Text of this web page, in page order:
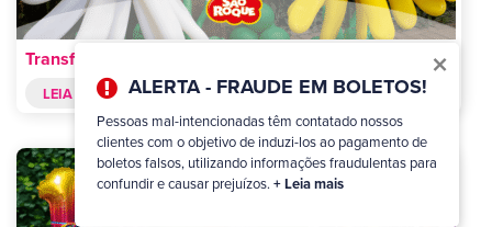
×
ALERTA - FRAUDE EM BOLETOS!
Pessoas mal-intencionadas têm contatado nossos
clientes com o objetivo de induzi-los ao pagamento de
boletos falsos, utilizando informações fraudulentas para
confundir e causar prejuízos. + Leia mais
Transforme sua festa com balões Formatos Especiais!
LEIA MAIS >>